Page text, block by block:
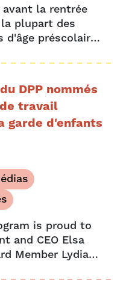
la rentrée
plupart des
d'âge préscolaire
Qui dit rentrée
DPP nommés
travail
garde d'enfants
is proud to
and CEO Elsa
Member Lydia